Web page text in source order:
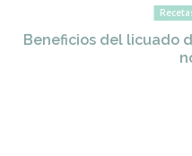
Beneficios del licuado